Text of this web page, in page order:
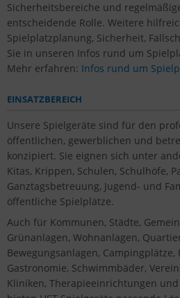
Sicherheitsbereiche und
entscheidende Rolle. Weitere
Spielplatzplanung, Sicherheit,
Sie in unseren Infos rund um
Mehr erfahren: Infos rund um
EINSATZBEREICH
Unsere Spielgeräte sind für den
öffentlichen, gewerblichen und
konzipiert. Sie eignen sich unter
Kitas, Krippen, Schulen, Schulhöfe,
Ganztagsbetreuung, Jugend- und
öffentliche Spielplätze.
Auch für Kommunen, Städte,
Grünanlagen, Wohnanlagen,
Bewegungsanlagen, Campingplätze,
Gastronomie, Schwimmbäder,
Kliniken, Therapieeinrichtungen